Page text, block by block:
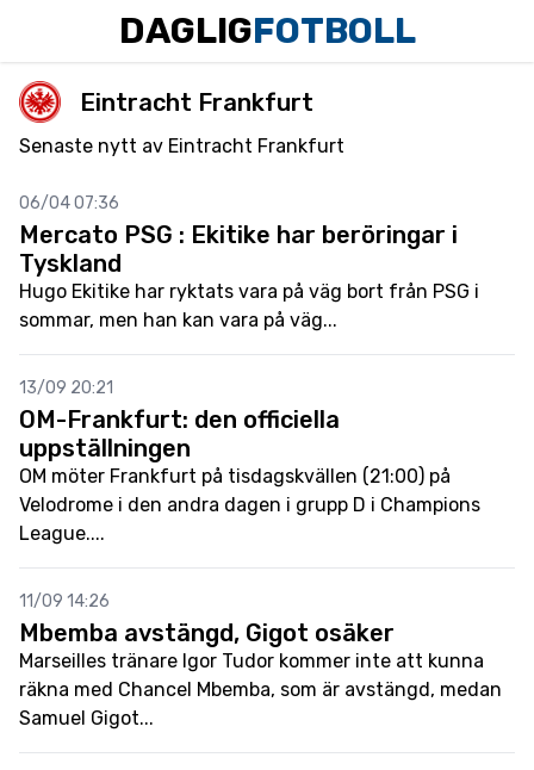
DAGLIGFOTBOLL
Eintracht Frankfurt
Senaste nytt av Eintracht Frankfurt
06/04 07:36
Mercato PSG : Ekitike har beröringar i
Tyskland
Hugo Ekitike har ryktats vara på väg bort från PSG i
sommar, men han kan vara på väg...
13/09 20:21
OM-Frankfurt: den officiella
uppställningen
OM möter Frankfurt på tisdagskvällen (21:00) på
Velodrome i den andra dagen i grupp D i Champions
League....
11/09 14:26
Mbemba avstängd, Gigot osäker
Marseilles tränare Igor Tudor kommer inte att kunna
räkna med Chancel Mbemba, som är avstängd, medan
Samuel Gigot...